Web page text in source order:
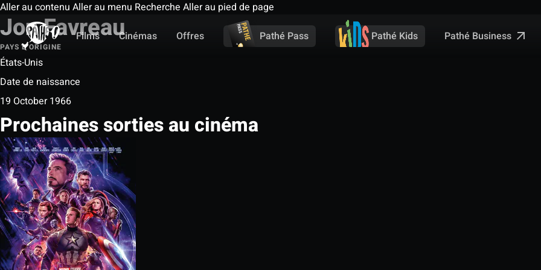
Aller au contenu Aller au menu Recherche Aller au pied de page
Films
Cinémas Offres Pathé Pass Pathé Kids Pathé Business
Jon Favreau
PAYS D'ORIGINE
États-Unis
Date de naissance
19 October 1966
Prochaines sorties au cinéma